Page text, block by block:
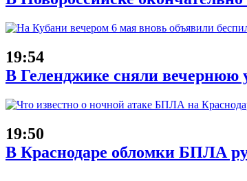
19:54
В Геленджике сняли вечернюю
19:50
В Краснодаре обломки БПЛА